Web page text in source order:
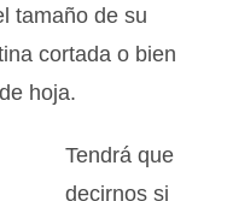
tamaño de su
cortada o bien
hoja.
Tendrá que
decirnos si